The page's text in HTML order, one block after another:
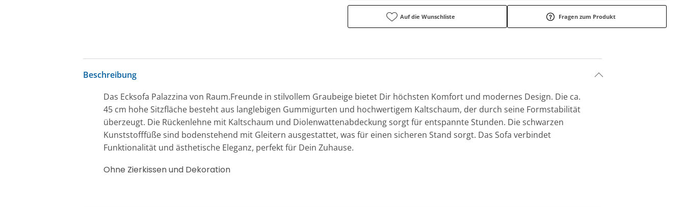
Auf die Wunschliste Fragen zum Produkt
Beschreibung
Das Ecksofa Palazzina von Raum.Freunde in stilvollem Graubeige bietet Dir höchsten Komfort und modernes Design. Die ca.
45 cm hohe Sitzfläche besteht aus langlebigen Gummigurten und hochwertigem Kaltschaum, der durch seine Formstabilität
überzeugt. Die Rückenlehne mit Kaltschaum und Diolenwattenabdeckung sorgt für entspannte Stunden. Die schwarzen
Kunststofffüße sind bodenstehend mit Gleitern ausgestattet, was für einen sicheren Stand sorgt. Das Sofa verbindet
Funktionalität und ästhetische Eleganz, perfekt für Dein Zuhause.
Ohne Zierkissen und Dekoration